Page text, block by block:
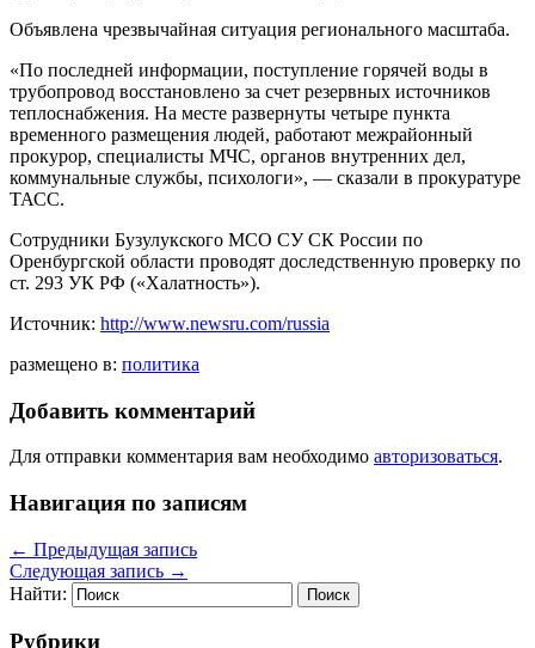
Объявлена чрезвычайная ситуация регионального масштаба.
«По последней информации, поступление горячей воды в
трубопровод восстановлено за счет резервных источников
теплоснабжения. На месте развернуты четыре пункта
временного размещения людей, работают межрайонный
прокурор, специалисты МЧС, органов внутренних дел,
коммунальные службы, психологи», — сказали в прокуратуре
ТАСС.
Сотрудники Бузулукского МСО СУ СК России по
Оренбургской области проводят доследственную проверку по
ст. 293 УК РФ («Халатность»).
Источник: http://www.newsru.com/russia
размещено в: политика
Добавить комментарий
Для отправки комментария вам необходимо авторизоваться.
Навигация по записям
← Предыдущая запись
Следующая запись →
Найти:
Рубрики